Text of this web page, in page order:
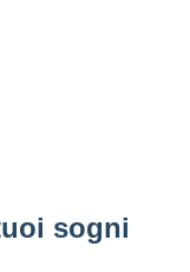
sogni